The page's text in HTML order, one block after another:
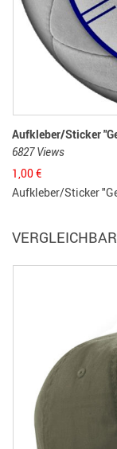
Aufkleber/Sticker
6827 Views
1,00€
Aufkleber/Sticker